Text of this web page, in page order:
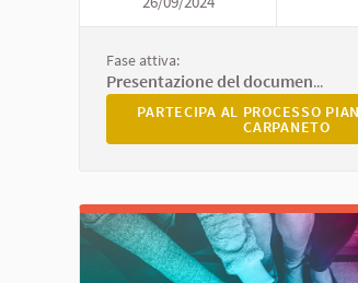
Fase attiva:
Presentazione del documento, consultazione online e chiusura
PARTECIPA AL PROCESSO
PARTECIPA AL PROCESSO
CARPANETO